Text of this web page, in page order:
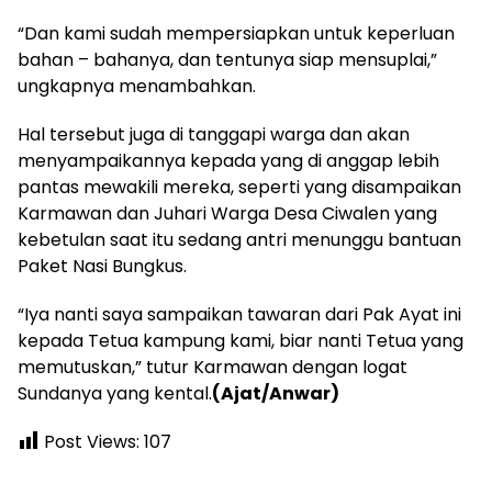
“Dan kami sudah mempersiapkan untuk keperluan
bahan – bahanya, dan tentunya siap mensuplai,”
ungkapnya menambahkan.
Hal tersebut juga di tanggapi warga dan akan
menyampaikannya kepada yang di anggap lebih
pantas mewakili mereka, seperti yang disampaikan
Karmawan dan Juhari Warga Desa Ciwalen yang
kebetulan saat itu sedang antri menunggu bantuan
Paket Nasi Bungkus.
“Iya nanti saya sampaikan tawaran dari Pak Ayat ini
kepada Tetua kampung kami, biar nanti Tetua yang
memutuskan,” tutur Karmawan dengan logat
Sundanya yang kental.(Ajat/Anwar)
Post Views: 107